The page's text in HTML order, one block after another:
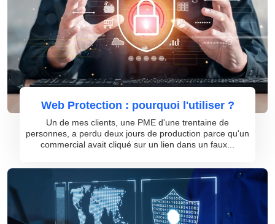
Web Protection : pourquoi l'utiliser ?
Un de mes clients, une PME d'une trentaine de
personnes, a perdu deux jours de production parce qu'un
commercial avait cliqué sur un lien dans un faux...